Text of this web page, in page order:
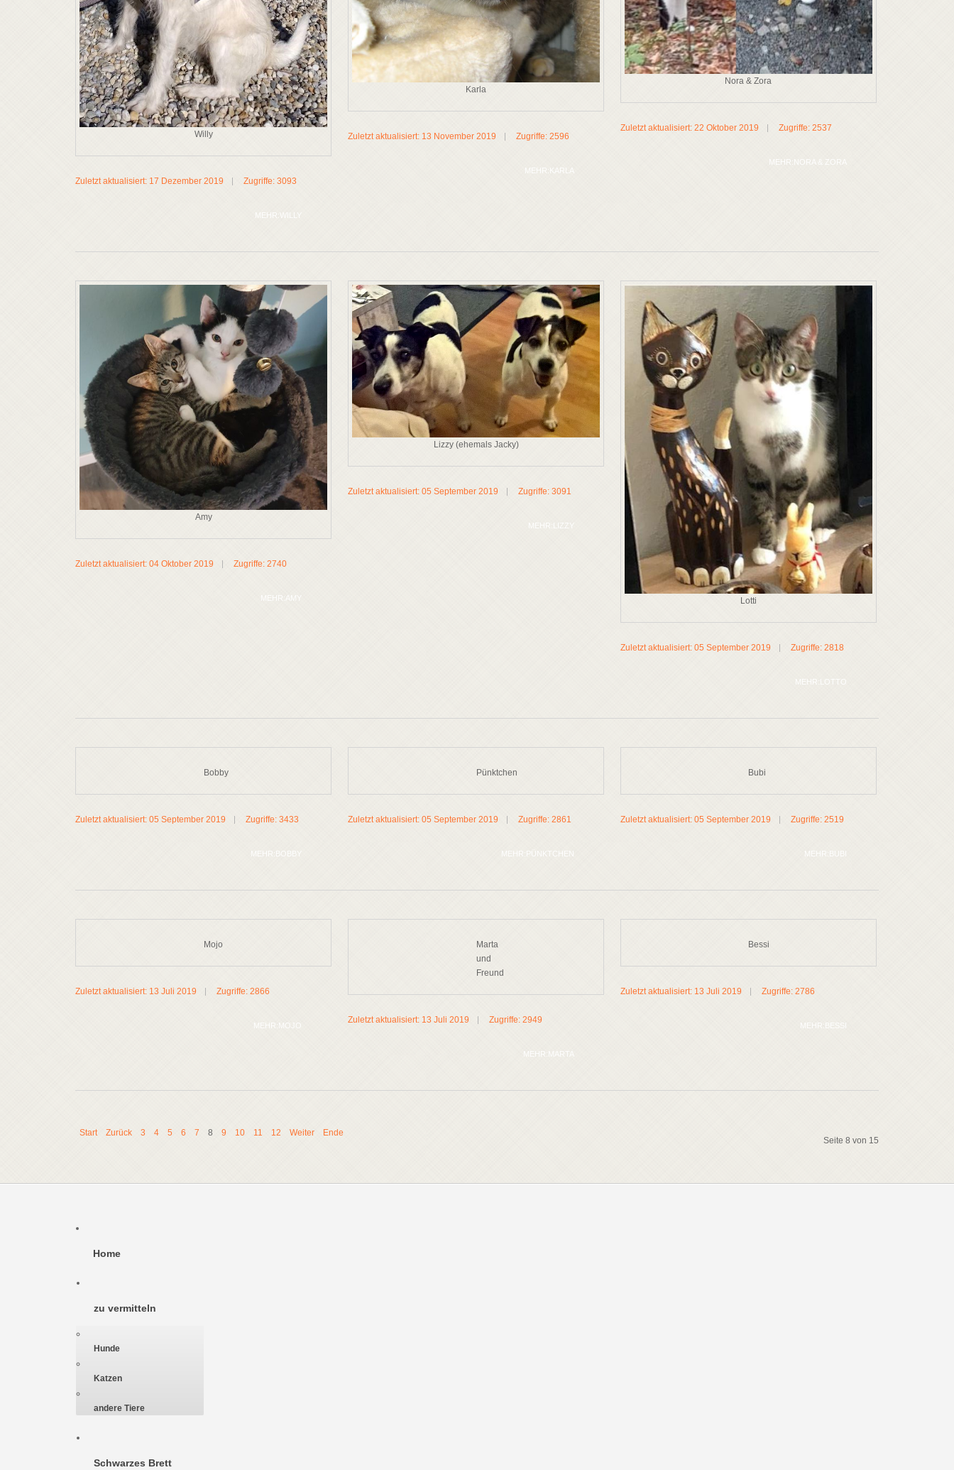
Willy
Zuletzt aktualisiert: 17 Dezember 2019 Zugriffe: 3093
MEHR:WILLY
Karla
Zuletzt aktualisiert: 13 November 2019 Zugriffe: 2596
MEHR:KARLA
Nora & Zora
Zuletzt aktualisiert: 22 Oktober 2019 Zugriffe: 2537
MEHR:NORA & ZORA
Amy
Zuletzt aktualisiert: 04 Oktober 2019 Zugriffe: 2740
MEHR:AMY
Lizzy (ehemals Jacky)
Zuletzt aktualisiert: 05 September 2019 Zugriffe: 3091
MEHR:LIZZY
Lotti
Zuletzt aktualisiert: 05 September 2019 Zugriffe: 2818
MEHR:LOTTO
Bobby
Zuletzt aktualisiert: 05 September 2019 Zugriffe: 3433
MEHR:BOBBY
Pünktchen
Zuletzt aktualisiert: 05 September 2019 Zugriffe: 2861
MEHR:PÜNKTCHEN
Bubi
Zuletzt aktualisiert: 05 September 2019 Zugriffe: 2519
MEHR:BUBI
Mojo
Zuletzt aktualisiert: 13 Juli 2019 Zugriffe: 2866
MEHR:MOJO
Marta
und
Freund
Zuletzt aktualisiert: 13 Juli 2019 Zugriffe: 2949
MEHR:MARTA
Bessi
Zuletzt aktualisiert: 13 Juli 2019 Zugriffe: 2786
MEHR:BESSI
Seite 8 von 15
Start Zurück 3 4 5 6 7 8 9 10 11 12 Weiter Ende
Home
zu vermitteln
Hunde
Katzen
andere Tiere
Schwarzes Brett